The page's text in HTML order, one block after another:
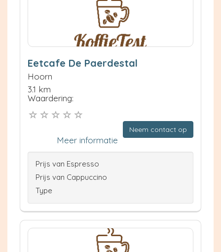
Eetcafe De Paerdestal
Hoorn
3.1 km
Waardering:
Neem contact op
Meer informatie
Prijs van Espresso
Prijs van Cappuccino
Type